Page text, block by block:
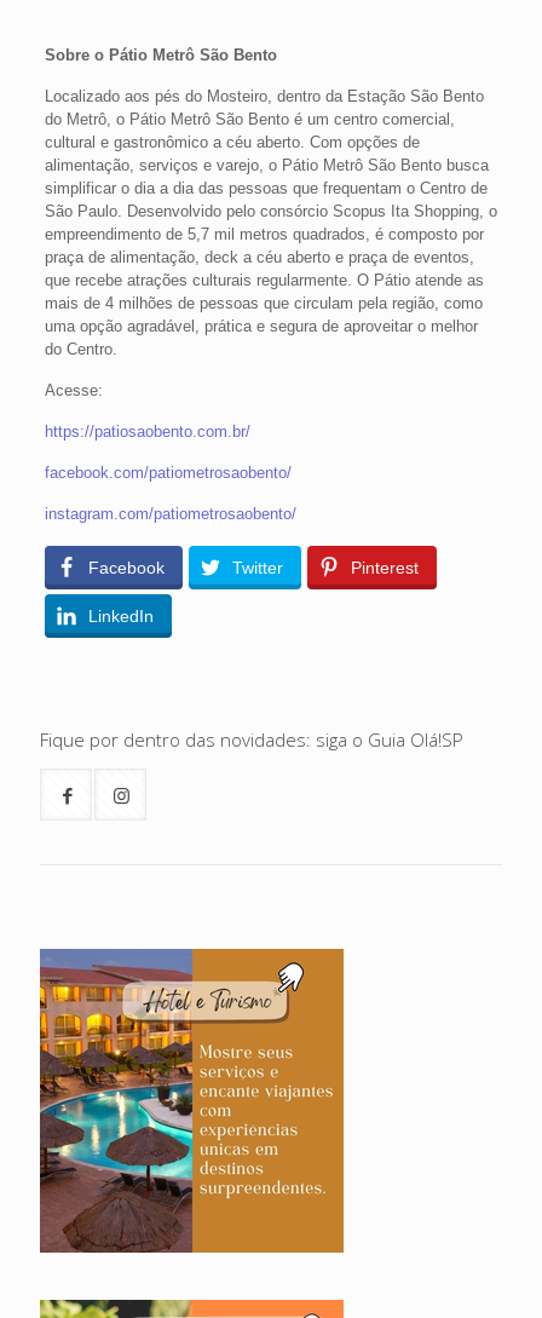
Sobre o Pátio Metrô São Bento
Localizado aos pés do Mosteiro, dentro da Estação São Bento
do Metrô, o Pátio Metrô São Bento é um centro comercial,
cultural e gastronômico a céu aberto. Com opções de
alimentação, serviços e varejo, o Pátio Metrô São Bento busca
simplificar o dia a dia das pessoas que frequentam o Centro de
São Paulo. Desenvolvido pelo consórcio Scopus Ita Shopping, o
empreendimento de 5,7 mil metros quadrados, é composto por
praça de alimentação, deck a céu aberto e praça de eventos,
que recebe atrações culturais regularmente. O Pátio atende as
mais de 4 milhões de pessoas que circulam pela região, como
uma opção agradável, prática e segura de aproveitar o melhor
do Centro.
Acesse:
https://patiosaobento.com.br/
facebook.com/patiometrosaobento/
instagram.com/patiometrosaobento/
Facebook Twitter Pinterest
LinkedIn
Fique por dentro das novidades: siga o Guia Olá!SP